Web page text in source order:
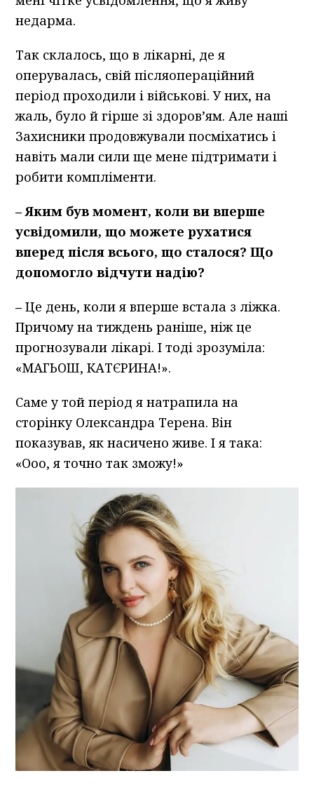
недарма.
Так склалось, що в лікарні, де я
оперувалась, свій післяопераційний
період проходили і військові. У них, на
жаль, було й гірше зі здоров’ям. Але наші
Захисники продовжували посміхатись і
навіть мали сили ще мене підтримати і
робити компліменти.
– Яким був момент, коли ви вперше
усвідомили, що можете рухатися
вперед після всього, що сталося? Що
допомогло відчути надію?
– Це день, коли я вперше встала з ліжка.
Причому на тиждень раніше, ніж це
прогнозували лікарі. І тоді зрозуміла:
«МАГЬОШ, КАТЄРИНА!».
Саме у той період я натрапила на
сторінку Олександра Терена. Він
показував, як насичено живе. І я така:
«Ооо, я точно так зможу!»